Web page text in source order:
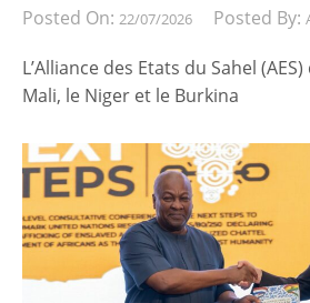
Posted On: 22/07/2026 Posted By:
L’Alliance des Etats du Sahel
Mali, le Niger et le Burkina